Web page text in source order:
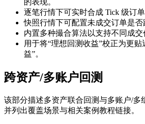
的表现。
逐笔行情下可实时合成 Tick 级订单
快照行情下可配置未成交订单是否
内置多种撮合算法以支持不同成交
用于将“理想回测收益”校正为更贴
益”。
跨资产/多账户回测
该部分描述多资产联合回测与多账户/多
并列出覆盖场景与相关案例教程链接。